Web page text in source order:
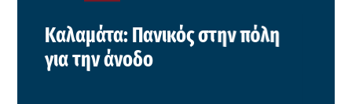
Καλαμάτα: Πανικός στην πόλη
για την άνοδο